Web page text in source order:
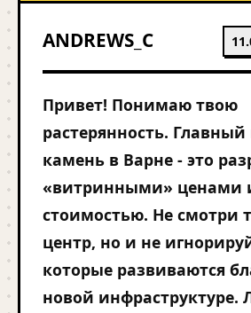
ANDREWS_C
Привет! Понимаю твою
растерянность.
камень в Варне - это
«витринными» ценами
стоимостью. Не смотри
центр, но и не
которые развиваются
новой инфраструктуре.